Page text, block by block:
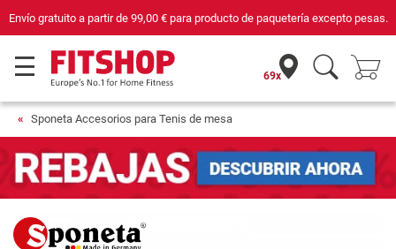
Envío gratuito a partir de 99,00 €para producto de paquetería excepto pesas.
69x
Sponeta Accesorios para Tenis de mesa